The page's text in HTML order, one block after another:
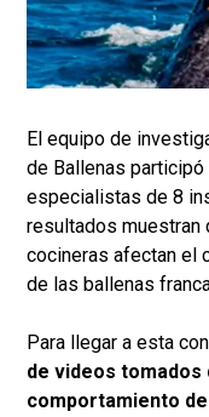
El equipo de
de Ballenas
especialistas de 8
resultados muestran
cocineras afectan el
de las ballenas
Para llegar a esta
de videos tomados
comportamiento